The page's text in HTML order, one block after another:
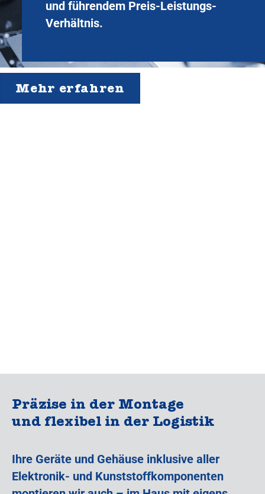
und führendem Preis-Leistungs-
Verhältnis.
Mehr erfahren
Präzise in der Montage
und flexibel in der Logistik
Ihre Geräte und Gehäuse inklusive aller
Elektronik- und Kunststoffkomponenten